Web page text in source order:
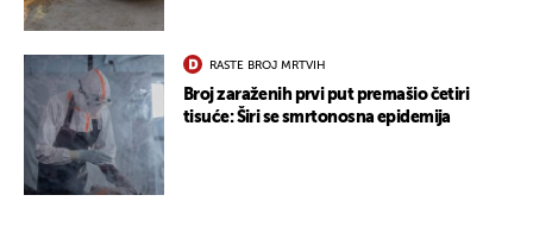
RASTE BROJ MRTVIH
Broj zaraženih prvi put premašio četiri
tisuće: Širi se smrtonosna epidemija